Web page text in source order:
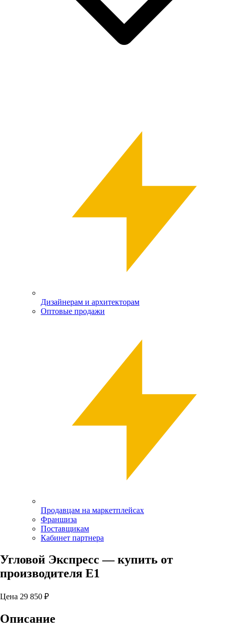
Дизайнерам и архитекторам
Оптовые продажи
Продавцам на маркетплейсах
Франшиза
Поставщикам
Кабинет партнера
Угловой Экспресс — купить от
производителя Е1
Цена 29 850 ₽
Описание